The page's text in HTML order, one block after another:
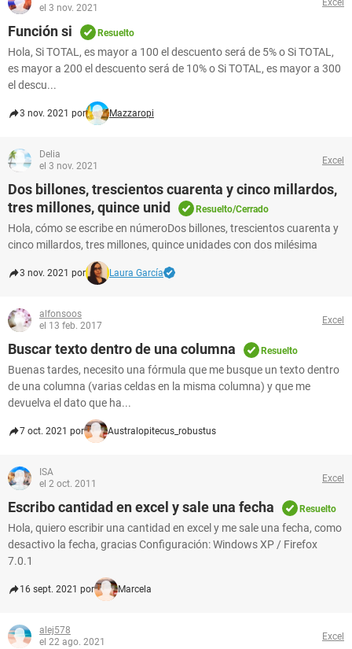
el 3 nov. 2021
Función si Resuelto
Hola, Si TOTAL, es mayor a 100 el descuento será de 5% o Si TOTAL,
es mayor a 200 el descuento será de 10% o Si TOTAL, es mayor a 300
el descu...
3 nov. 2021 por Mazzaropi
Delia
el 3 nov. 2021
Excel
Dos billones, trescientos cuarenta y cinco millardos,
tres millones, quince unid
Resuelto/Cerrado
Hola, cómo se escribe en númeroDos billones, trescientos cuarenta y
cinco millardos, tres millones, quince unidades con dos milésima
3 nov. 2021 por Laura García
alfonsoos
el 13 feb. 2017
Excel
Buscar texto dentro de una columna Resuelto
Buenas tardes, necesito una fórmula que me busque un texto dentro
de una columna (varias celdas en la misma columna) y que me
devuelva el dato que ha...
7 oct. 2021 por Australopitecus_robustus
ISA
el 2 oct. 2011
Excel
Escribo cantidad en excel y sale una fecha Resuelto
Hola, quiero escribir una cantidad en excel y me sale una fecha, como
desactivo la fecha, gracias Configuración: Windows XP / Firefox
7.0.1
16 sept. 2021 por Marcela
alej578
el 22 ago. 2021
Excel